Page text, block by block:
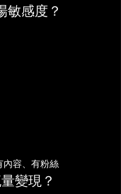
敏感度？
內容、有粉絲
變現？